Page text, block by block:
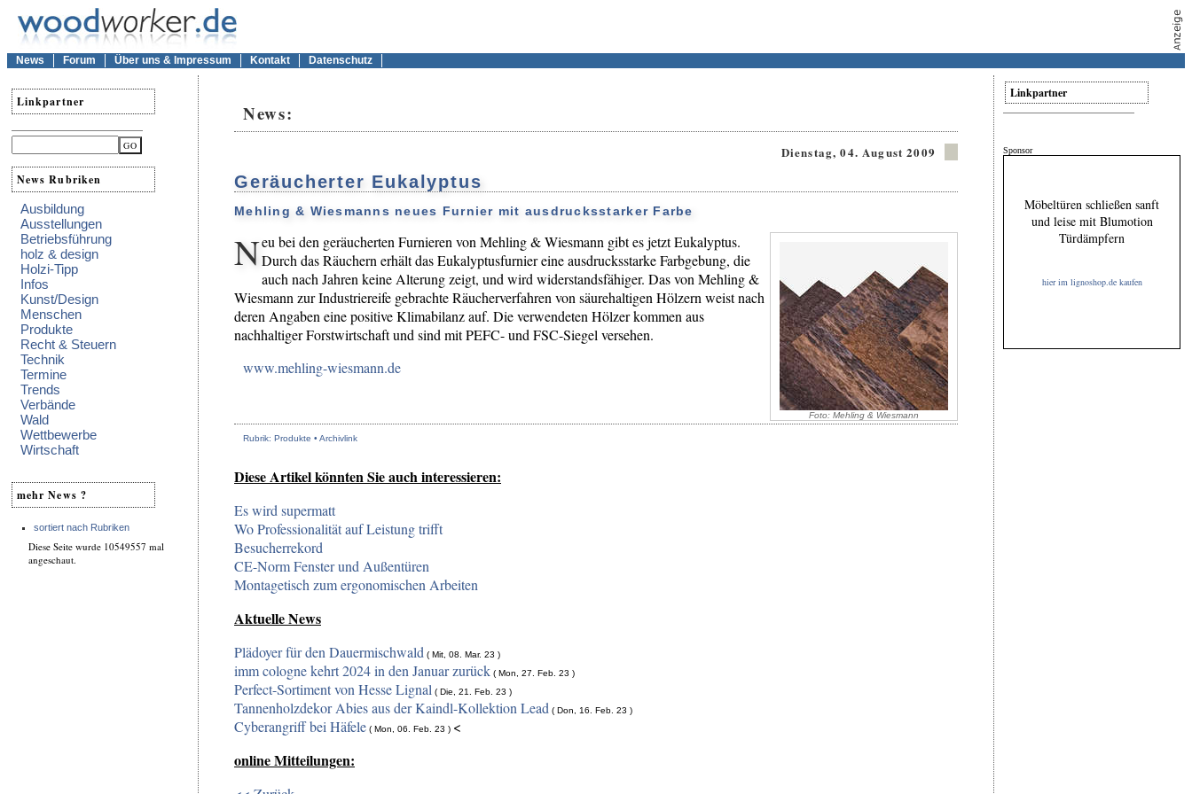
News Forum Über uns & Impressum Kontakt Datenschutz
Linkpartner
News Rubriken
Ausbildung
Ausstellungen
Betriebsführung
holz & design
Holzi-Tipp
Infos
Kunst/Design
Menschen
Produkte
Recht & Steuern
Technik
Termine
Trends
Verbände
Wald
Wettbewerbe
Wirtschaft
mehr News ?
sortiert nach Rubriken
Diese Seite wurde 10549557 mal
angeschaut.
Linkpartner
Sponsor
Möbeltüren schließen sanft
und leise mit Blumotion
Türdämpfern
hier im lignoshop.de kaufen
News:
Dienstag, 04. August 2009
Geräucherter Eukalyptus
Mehling & Wiesmanns neues Furnier mit ausdrucksstarker Farbe
Foto: Mehling & Wiesmann
Neu bei den geräucherten Furnieren von Mehling & Wiesmann gibt es jetzt Eukalyptus.
Durch das Räuchern erhält das Eukalyptusfurnier eine ausdrucksstarke Farbgebung, die
auch nach Jahren keine Alterung zeigt, und wird widerstandsfähiger. Das von Mehling &
Wiesmann zur Industriereife gebrachte Räucherverfahren von säurehaltigen Hölzern weist nach
deren Angaben eine positive Klimabilanz auf. Die verwendeten Hölzer kommen aus
nachhaltiger Forstwirtschaft und sind mit PEFC- und FSC-Siegel versehen.
www.mehling-wiesmann.de
Rubrik: Produkte • Archivlink
Diese Artikel könnten Sie auch interessieren:
Es wird supermatt
Wo Professionalität auf Leistung trifft
Besucherrekord
CE-Norm Fenster und Außentüren
Montagetisch zum ergonomischen Arbeiten
Aktuelle News
Plädoyer für den Dauermischwald ( Mit, 08. Mar. 23 )
imm cologne kehrt 2024 in den Januar zurück ( Mon, 27. Feb. 23 )
Perfect-Sortiment von Hesse Lignal ( Die, 21. Feb. 23 )
Tannenholzdekor Abies aus der Kaindl-Kollektion Lead ( Don, 16. Feb. 23 )
Cyberangriff bei Häfele ( Mon, 06. Feb. 23 ) <
online Mitteilungen: